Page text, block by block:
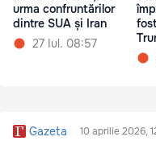
urma confruntărilor
dintre SUA și Iran
27 Iul. 08:57
Gazeta 10 aprilie 2026,